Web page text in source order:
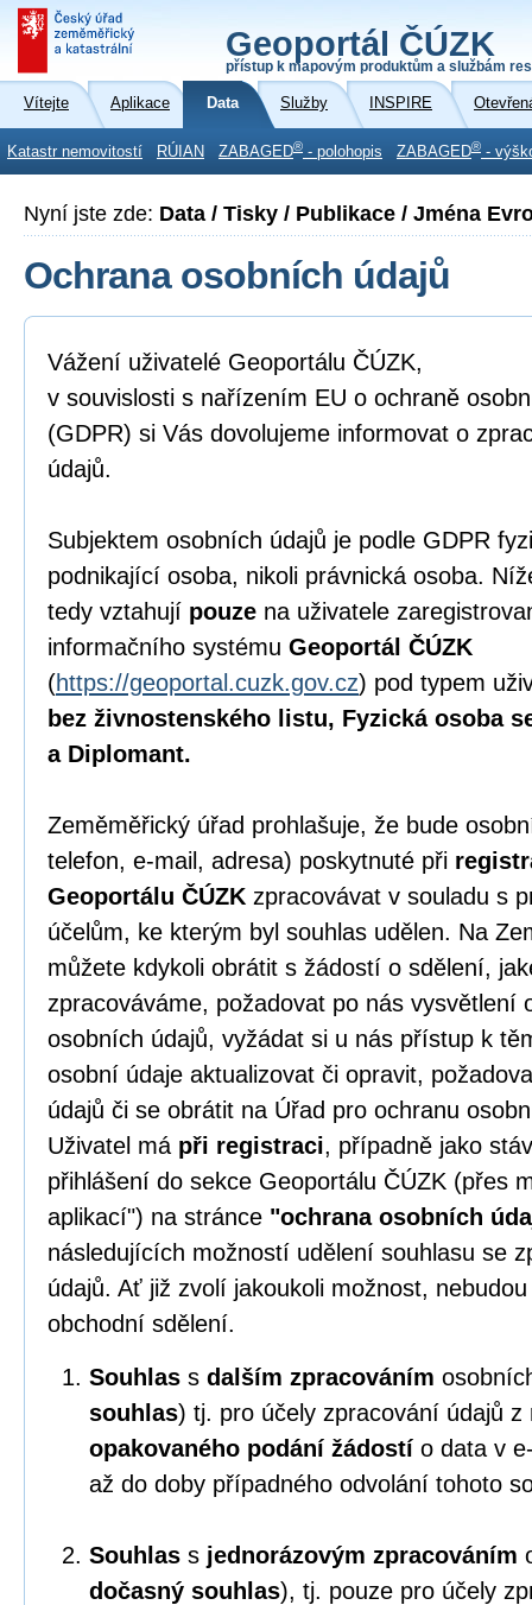
Geoportál ČÚZK
přístup k mapovým produktům a službám
Vítejte Aplikace Data Služby INSPIRE
Katastr nemovitostí RÚIAN ZABAGED® - polohopis ZABAGED® -
Nyní jste zde: Data / Tisky / Publikace / Jména
Ochrana osobních údajů
Vážení uživatelé Geoportálu ČÚZK,
v souvislosti s nařízením EU o ochraně
(GDPR) si Vás dovolujeme informovat o
údajů.
Subjektem osobních údajů je podle GDPR
podnikající osoba, nikoli právnická osoba.
tedy vztahují pouze na uživatele
informačního systému Geoportál ČÚZK
(https://geoportal.cuzk.gov.cz) pod typem
bez živnostenského listu, Fyzická osoba
a Diplomant.
Zeměměřický úřad prohlašuje, že bude
telefon, e-mail, adresa) poskytnuté při
Geoportálu ČÚZK zpracovávat v souladu s
účelům, ke kterým byl souhlas udělen. Na
můžete kdykoli obrátit s žádostí o sdělení,
zpracováváme, požadovat po nás vysvětlení
osobních údajů, vyžádat si u nás přístup k
osobní údaje aktualizovat či opravit,
údajů či se obrátit na Úřad pro ochranu
Uživatel má při registraci, případně jako
přihlášení do sekce Geoportálu ČÚZK (přes
aplikací") na stránce "ochrana osobních
následujících možností udělení souhlasu se
údajů. Ať již zvolí jakoukoli možnost,
obchodní sdělení.
Souhlas s dalším zpracováním
souhlas) tj. pro účely zpracování údajů
opakovaného podání žádostí o data v
až do doby případného odvolání tohoto
Souhlas s jednorázovým zpracováním
dočasný souhlas), tj. pouze pro účely